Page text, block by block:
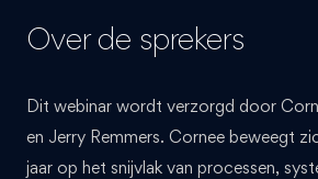
Over de sprekers
Dit webinar wordt verzorgd door
en Jerry Remmers. Cornee beweegt
jaar op het snijvlak van processen,